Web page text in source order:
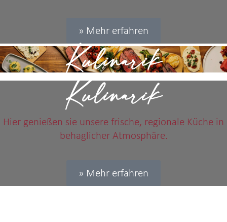
» Mehr erfahren
Kulinarik
Kulinarik
Hier genießen sie unsere frische, regionale Küche in
behaglicher Atmosphäre.
» Mehr erfahren